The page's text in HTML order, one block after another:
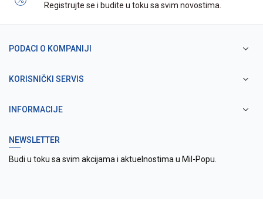
Registrujte se i budite u toku sa svim novostima.
PODACI O KOMPANIJI
KORISNIČKI SERVIS
INFORMACIJE
NEWSLETTER
Budi u toku sa svim akcijama i aktuelnostima u Mil-Popu.